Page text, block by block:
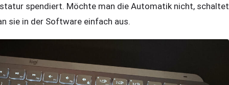
spendiert. Möchte man die Automatik nicht, schaltet
sie in der Software einfach aus.